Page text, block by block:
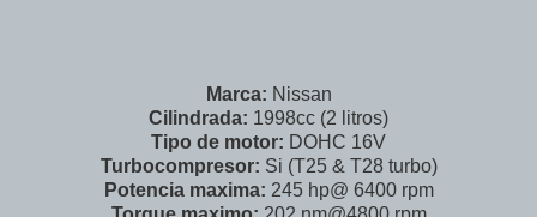
Marca: Nissan
Cilindrada: 1998cc (2 litros)
Tipo de motor: DOHC 16V
Turbocompresor: Si (T25 & T28 turbo)
Potencia maxima: 245 hp@ 6400 rpm